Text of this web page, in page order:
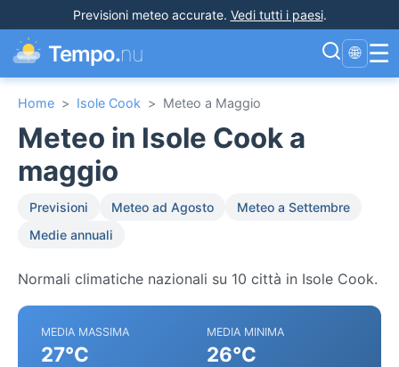
Previsioni meteo accurate. Vedi tutti i paesi.
Tempo.nu 🌐 ☰
Home > Isole Cook > Meteo a Maggio
Meteo in Isole Cook a
maggio
Previsioni Meteo ad Agosto
Meteo a Settembre
Medie annuali
Normali climatiche nazionali su 10 città in Isole Cook.
MEDIA MASSIMA
27°C
MEDIA MINIMA
26°C